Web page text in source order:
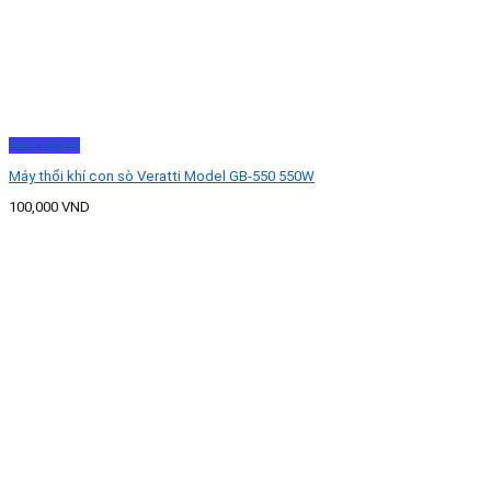
Xem nhanh
Máy thổi khí con sò Veratti Model GB-550 550W
100,000 VND